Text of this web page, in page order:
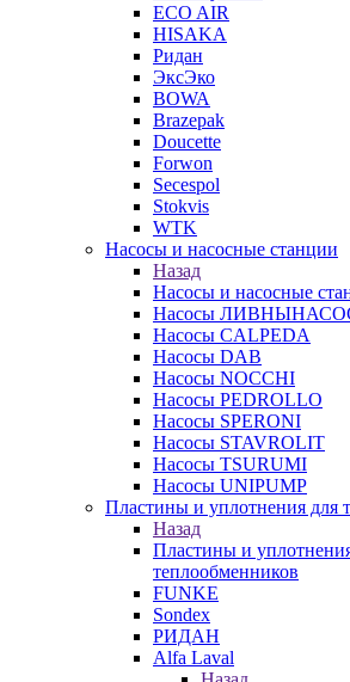
ECO AIR
HISAKA
Ридан
ЭксЭко
BOWA
Brazepak
Doucette
Forwon
Secespol
Stokvis
WTK
Насосы и насосные станции
Назад
Насосы и насосные
Насосы
Насосы CALPEDA
Насосы DAB
Насосы NOCCHI
Насосы PEDROLLO
Насосы SPERONI
Насосы STAVROLIT
Насосы TSURUMI
Насосы UNIPUMP
Пластины и уплотнения для
Назад
Пластины и
теплообменников
FUNKE
Sondex
РИДАН
Alfa Laval